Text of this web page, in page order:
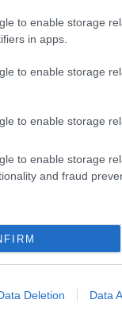
to enable storage
in apps.
to enable storage
to enable storage
to enable storage
and fraud
Deletion Data